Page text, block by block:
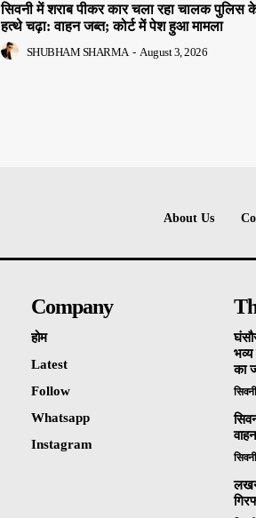
सिवनी में शराब पीकर कार चला रहा चालक पुलिस
हत्थे चढ़ा: वाहन जब्त; कोर्ट में पेश हुआ मामला
SHUBHAM SHARMA - August 3, 2026
About Us
Company
होम
Latest
Follow
Whatsapp
Instagram
भव्य
का
सिवनी
सिवनी